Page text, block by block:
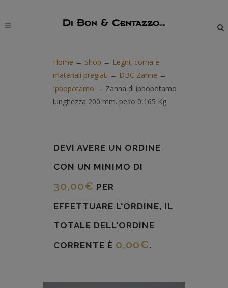
Home → Shop → Legni, corna e
materiali pregiati → DBC Zanne →
Ippopotamo → Zanna di ippopotamo
lunghezza 200 mm. peso 0,165 Kg.
DEVI AVERE UN ORDINE
CON UN MINIMO DI
30,00€ PER
EFFETTUARE L'ORDINE, IL
TOTALE DELL'ORDINE
CORRENTE È 0,00€.